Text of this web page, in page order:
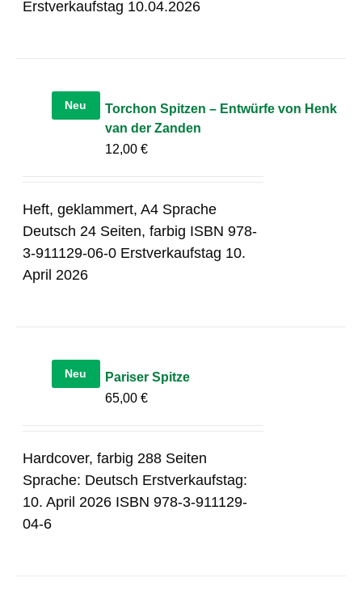
Erstverkaufstag 10.04.2026
Neu
Torchon Spitzen – Entwürfe von Henk
van der Zanden
12,00€
Heft, geklammert, A4 Sprache
Deutsch 24 Seiten, farbig ISBN 978-
3-911129-06-0 Erstverkaufstag 10.
April 2026
Neu
Pariser Spitze
65,00€
Hardcover, farbig 288 Seiten
Sprache: Deutsch Erstverkaufstag:
10. April 2026 ISBN 978-3-911129-
04-6